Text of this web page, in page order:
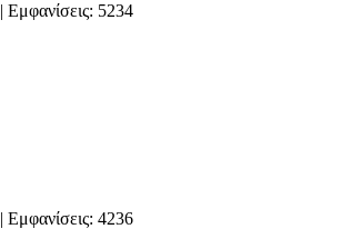
| Εμφανίσεις: 5234
| Εμφανίσεις: 4236